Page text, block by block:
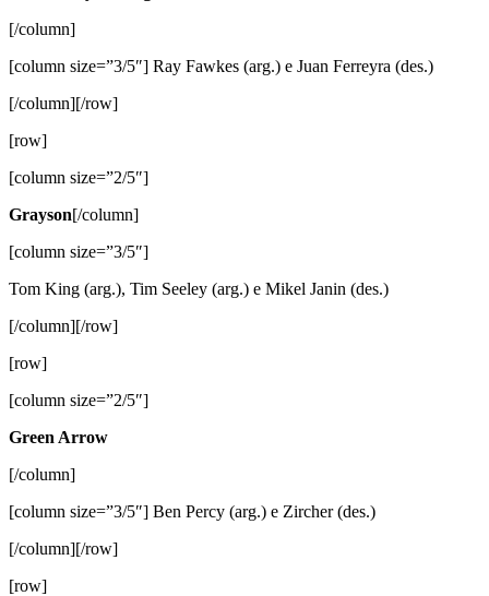
[/column]
[column size=”3/5″] Ray Fawkes (arg.) e Juan Ferreyra (des.)
[/column][/row]
[row]
[column size=”2/5″]
Grayson[/column]
[column size=”3/5″]
Tom King (arg.), Tim Seeley (arg.) e Mikel Janin (des.)
[/column][/row]
[row]
[column size=”2/5″]
Green Arrow
[/column]
[column size=”3/5″] Ben Percy (arg.) e Zircher (des.)
[/column][/row]
[row]